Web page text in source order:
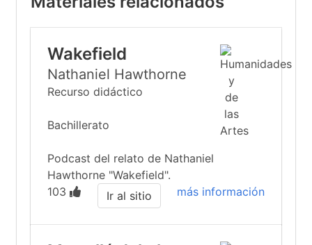
Wakefield
Nathaniel Hawthorne
Recurso didáctico
Bachillerato
Podcast del relato de Nathaniel
Hawthorne "Wakefield".
103
más información
Ir al sitio